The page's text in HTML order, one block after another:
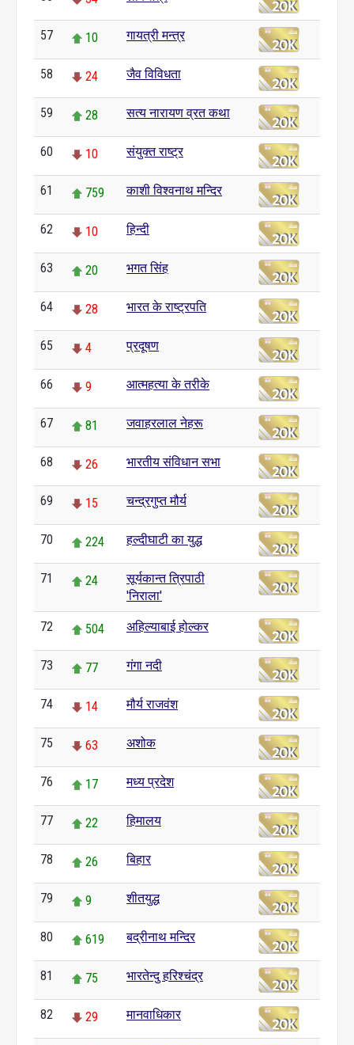
57 10 गायत्री मन्त्र
58 24 जैव विविधता
59 28 सत्य नारायण व्रत कथा
60 10 संयुक्त राष्ट्र
61 759 काशी विश्वनाथ मन्दिर
62 10 हिन्दी
63 20 भगत सिंह
64 28 भारत के राष्ट्रपति
65 4 प्रदूषण
66 9 आत्महत्या के तरीके
67 81 जवाहरलाल नेहरू
68 26 भारतीय संविधान सभा
69 15 चन्द्रगुप्त मौर्य
70 224 हल्दीघाटी का युद्ध
71 24
सूर्यकान्त त्रिपाठी
'निराला'
72 504 अहिल्याबाई होल्कर
73 77 गंगा नदी
74 14 मौर्य राजवंश
75 63 अशोक
76 17 मध्य प्रदेश
77 22 हिमालय
78 26 बिहार
79 9 शीतयुद्ध
80 619 बद्रीनाथ मन्दिर
81 75 भारतेन्दु हरिश्चंद्र
82 29 मानवाधिकार